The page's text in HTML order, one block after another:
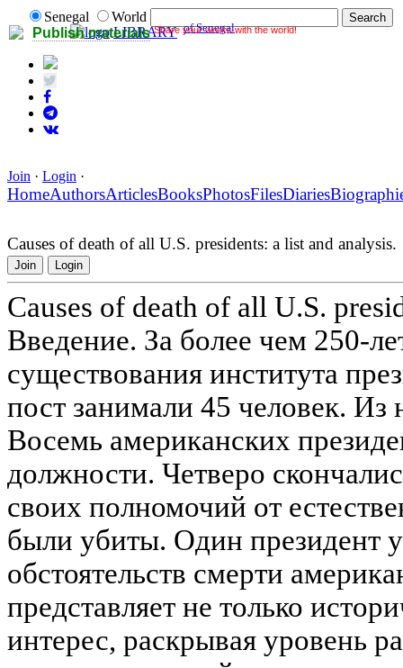
Publish materials Share your works with the world!
Senegal
World
LIBRARY of Senegal
Join · Login ·
HomeAuthorsArticlesBooksPhotosFilesDiaries
Causes of death of all U.S. presidents: a list and analysis.
Join Login
Causes of death of all U.S.
Введение. За более чем 250-
существования института
пост занимали 45 человек.
Восемь американских
должности. Четверо
своих полномочий от
были убиты. Один президент
обстоятельств смерти
представляет не только
интерес, раскрывая уровень